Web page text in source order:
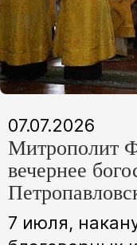
07.07.2026
Митрополит
вечернее
7 июля,